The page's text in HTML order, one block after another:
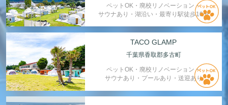
ペットOK・廃校リノベーション・
サウナあり・湖沿い・最寄り駅徒歩10分
TACO GLAMP
千葉県香取郡多古町
ペットOK・廃校リノベーション・
サウナあり・プールあり・送迎あり